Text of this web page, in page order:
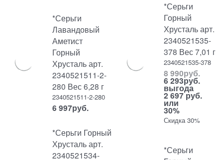
*Серьги
Лавандовый
Аметист
Горный
Хрусталь арт.
2340521511-2-
280 Вес 6,28 г
2340521511-2-280
6 997руб.
*Серьги
Горный
Хрусталь арт.
2340521535-
378 Вес 7,01 г
2340521535-378
8 990руб.
6 293руб.
выгода
2 697 руб.
или
30%
Скидка 30%
*Серьги Горный
Хрусталь арт.
2340521534-
*Серьги